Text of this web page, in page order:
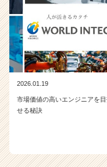
2026.01.19
市場価値の高いエンジニアを
せる秘訣